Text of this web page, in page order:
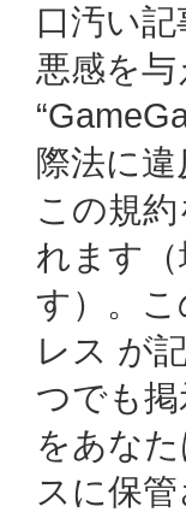
口汚い
悪感を
際法に
この規
れます
す）。
レス が
つでも
をあな
スに保